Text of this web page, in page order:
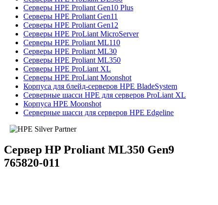
Серверы HPE Proliant Gen10 Plus
Серверы HPE Proliant Gen11
Серверы HPE Proliant Gen12
Серверы HPE ProLiant MicroServer
Серверы HPE Proliant ML110
Серверы HPE Proliant ML30
Серверы HPE Proliant ML350
Серверы HPE ProLiant XL
Серверы HPE ProLiant Moonshot
Корпуса для блейд-серверов HPE BladeSystem
Серверные шасси HPE для серверов ProLiant XL
Корпуса HPE Moonshot
Серверные шасси для серверов HPE Edgeline
Сервер HP Proliant ML350 Gen9
765820-011